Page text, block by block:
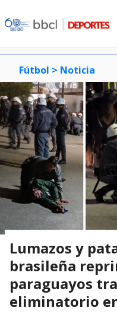
Fútbol > Noticia
Lumazos y
brasileña
paraguayos
eliminatorio